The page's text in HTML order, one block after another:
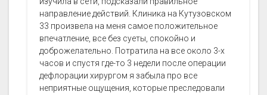
направление действий. Клиника на Кутузовском
33 произвела на меня самое положительное
впечатление, все без суеты, спокойно и
доброжелательно. Потратила на все около 3-х
часов и спустя где-то 3 недели после операции
дефлорации хирургом я забыла про все
неприятные ощущения, которые преследовали